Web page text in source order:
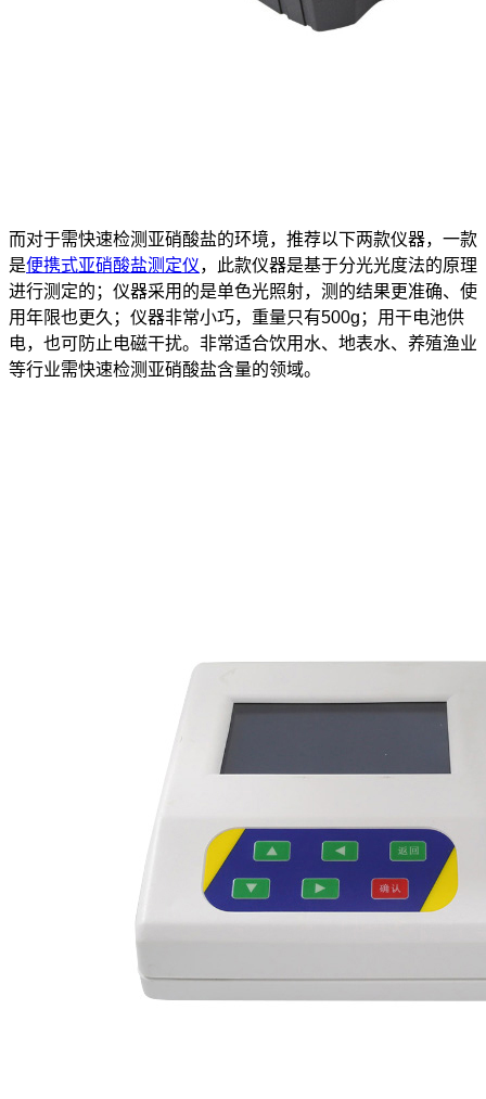
而对于需快速检测亚硝酸盐的环境，推荐以下两款仪器，一款
是便携式亚硝酸盐测定仪，此款仪器是基于分光光度法的原理
进行测定的；仪器采用的是单色光照射，测的结果更准确、使
用年限也更久；仪器非常小巧，重量只有500g；用干电池供
电，也可防止电磁干扰。非常适合饮用水、地表水、养殖渔业
等行业需快速检测亚硝酸盐含量的领域。